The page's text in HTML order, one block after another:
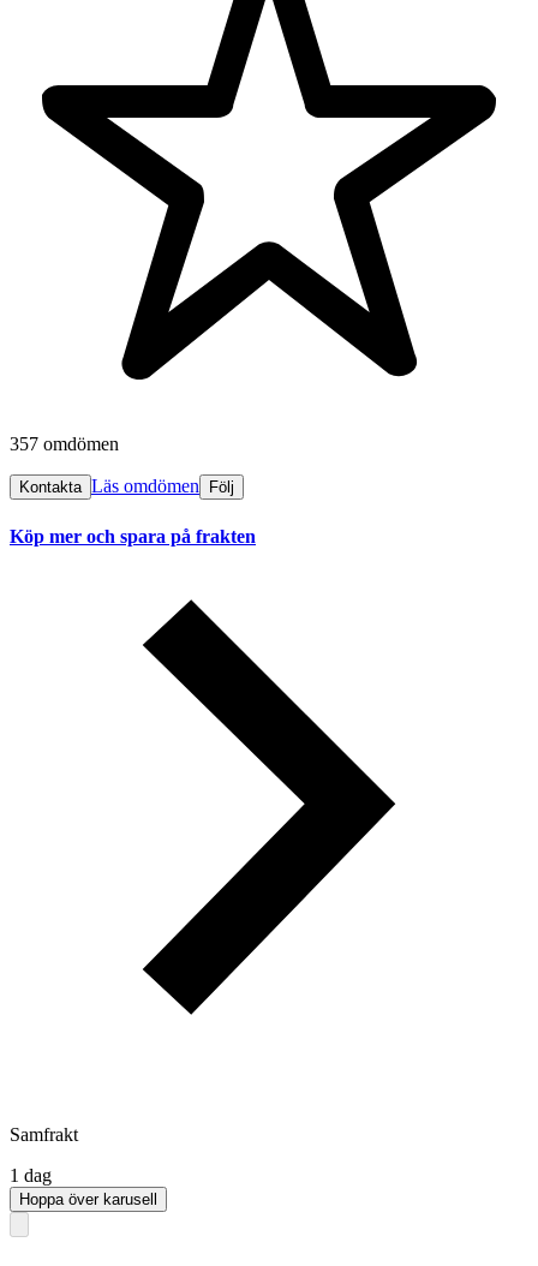
357 omdömen
Kontakta Läs omdömen Följ
Köp mer och spara på frakten
Samfrakt
1 dag
Hoppa över karusell